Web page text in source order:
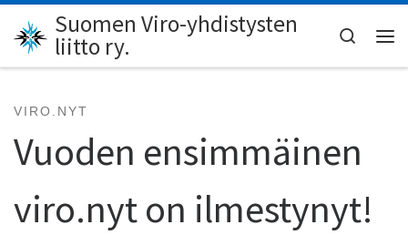
Skip to content
Suomen Viro-yhdistysten
liitto ry.
Search
VIRO.NYT
Vuoden ensimmäinen
viro.nyt on ilmestynyt!